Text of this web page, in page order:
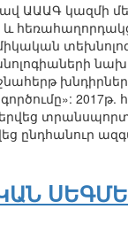
կազմի
և
2017թ.
ընդհանուր